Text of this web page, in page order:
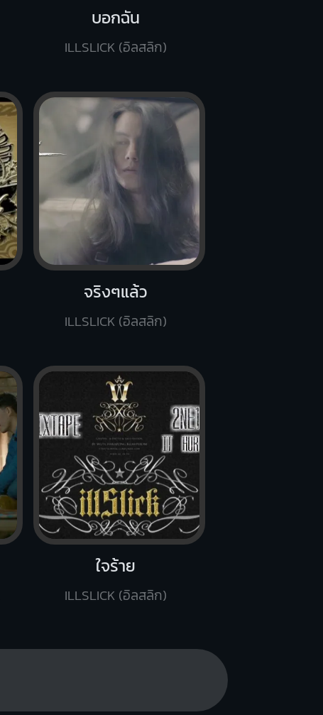
บอกฉัน
ILLSLICK (อิลสลิก)
จริงๆแล้ว
ILLSLICK (อิลสลิก)
ใจร้าย
ILLSLICK (อิลสลิก)